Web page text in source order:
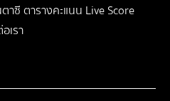
าซีตารางคะแนน Live Score
เรา